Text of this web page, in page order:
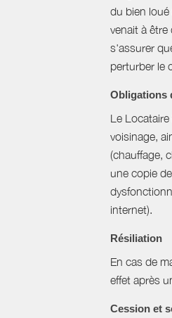
du bien loué
venait à
s'assurer
perturber le
Obligations
Le
voisinage,
(chauffage,
une copie
internet).
Résiliation
En cas de
effet après
Cession et